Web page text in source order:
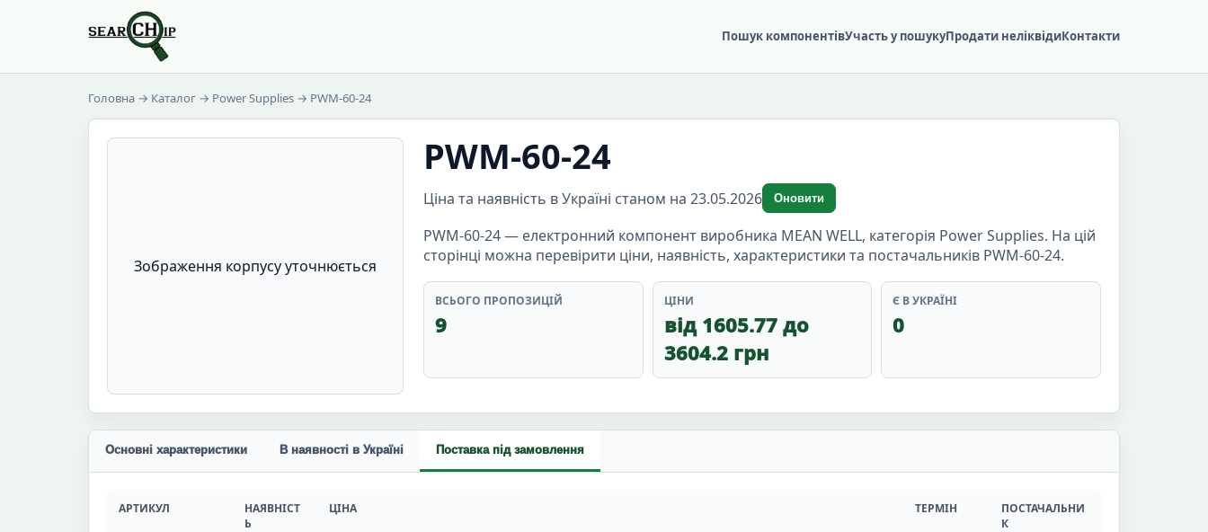
Пошук компонентівУчасть у пошукуПродати неліквідиКонтакти
Головна → Каталог → Power Supplies → PWM-60-24
Зображення корпусу уточнюється
PWM-60-24
Ціна та наявність в Україні станом на 23.05.2026 Оновити
PWM-60-24 — електронний компонент виробника MEAN WELL, категорія Power Supplies. На цій
сторінці можна перевірити ціни, наявність, характеристики та постачальників PWM-60-24.
ВСЬОГО ПРОПОЗИЦІЙ
9
ЦІНИ
від 1605.77 до
3604.2 грн
Є В УКРАЇНІ
0
Основні характеристики В наявності в Україні Поставка під замовлення
АРТИКУЛ
НАЯВНІСТ
Ь
ЦІНА ТЕРМІН
ПОСТАЧАЛЬНИ
К